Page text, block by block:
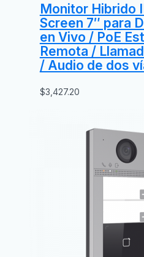
Monitor Hibrido
Screen 7″ para
en Vivo / PoE
Remota /
/ Audio de dos
$3,427.20